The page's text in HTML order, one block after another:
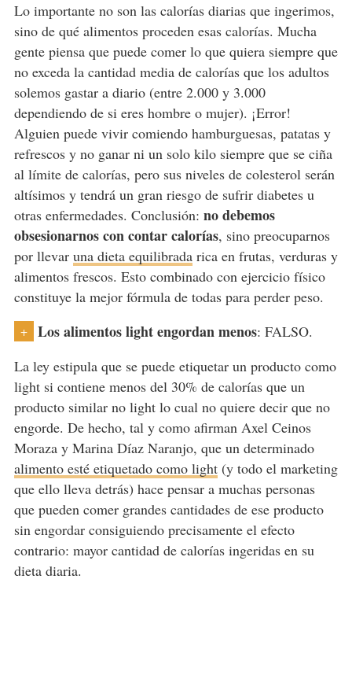
Lo importante no son las calorías diarias que ingerimos,
sino de qué alimentos proceden esas calorías. Mucha
gente piensa que puede comer lo que quiera siempre que
no exceda la cantidad media de calorías que los adultos
solemos gastar a diario (entre 2.000 y 3.000
dependiendo de si eres hombre o mujer). ¡Error!
Alguien puede vivir comiendo hamburguesas, patatas y
refrescos y no ganar ni un solo kilo siempre que se ciña
al límite de calorías, pero sus niveles de colesterol serán
altísimos y tendrá un gran riesgo de sufrir diabetes u
otras enfermedades. Conclusión: no debemos
obsesionarnos con contar calorías, sino preocuparnos
por llevar una dieta equilibradarica en frutas, verduras y
alimentos frescos. Esto combinado con ejercicio físico
constituye la mejor fórmula de todas para perder peso.
+ Los alimentos light engordan menos: FALSO.
La ley estipula que se puede etiquetar un producto como
light si contiene menos del 30% de calorías que un
producto similar no light lo cual no quiere decir que no
engorde. De hecho, tal y como afirman Axel Ceinos
Moraza y Marina Díaz Naranjo, que un determinado
alimento esté etiquetado como light(y todo el marketing
que ello lleva detrás) hace pensar a muchas personas
que pueden comer grandes cantidades de ese producto
sin engordar consiguiendo precisamente el efecto
contrario: mayor cantidad de calorías ingeridas en su
dieta diaria.